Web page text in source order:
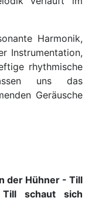
Harmonik,
Instrumentation,
rhythmische
uns das
Geräusche
der Hühner - Till
schaut sich